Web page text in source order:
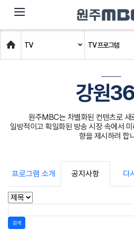
dehaze
Home
TV TV 프로그램
강원
원주MBC는 차별화된 컨텐츠로 새
일방적이고 획일화된 방송 시장 속에서
향을 제시하려 합
프로그램 소개 공지사항 다
검색